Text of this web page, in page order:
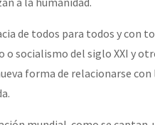
de todos para todos y con
socialismo del siglo XXI y
forma de relacionarse